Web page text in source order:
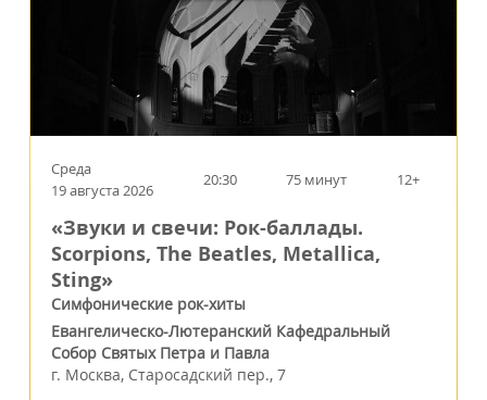
Среда
19 августа 2026
20:30 75 минут 12+
«Звуки и свечи: Рок-баллады.
Scorpions, The Beatles, Metallica,
Sting»
Симфонические рок-хиты
Евангелическо-Лютеранский Кафедральный
Собор Святых Петра и Павла
г. Москва, Старосадский пер., 7